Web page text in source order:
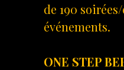
de 190
événements.
ONE STEP